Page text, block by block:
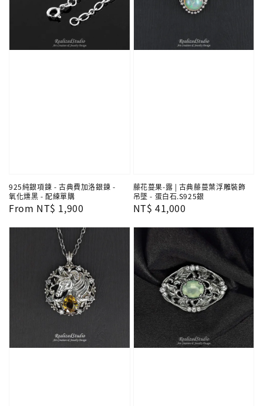
925純銀項鍊 - 古典費加洛銀鍊 -
氧化燻黑 - 配練單購
Regular
From NT$ 1,900
藤花蔓果-露 | 古典藤蔓葉浮雕裝飾
吊墜 - 蛋白石.S925銀
Regular
NT$ 41,000